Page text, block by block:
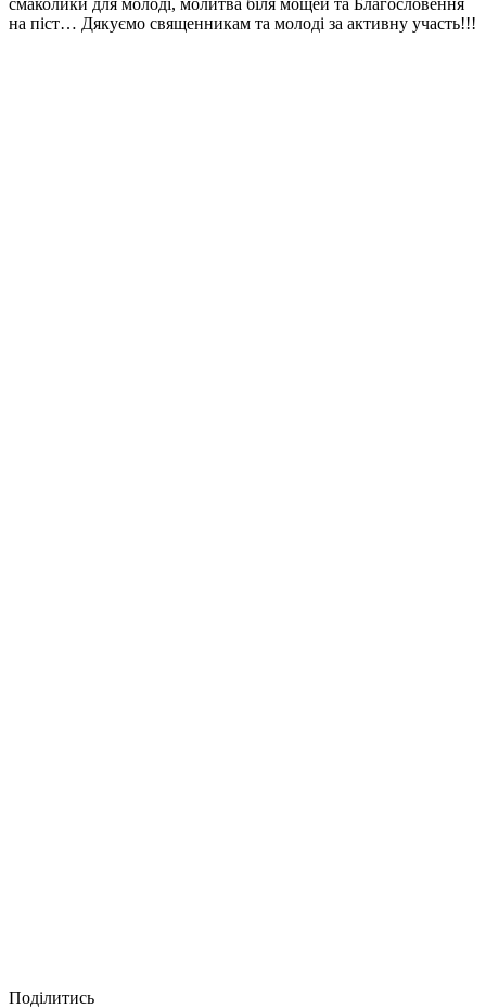
смаколики для молоді, молитва біля мощей та Благословення
на піст… Дякуємо священникам та молоді за активну участь!!!
Поділитись